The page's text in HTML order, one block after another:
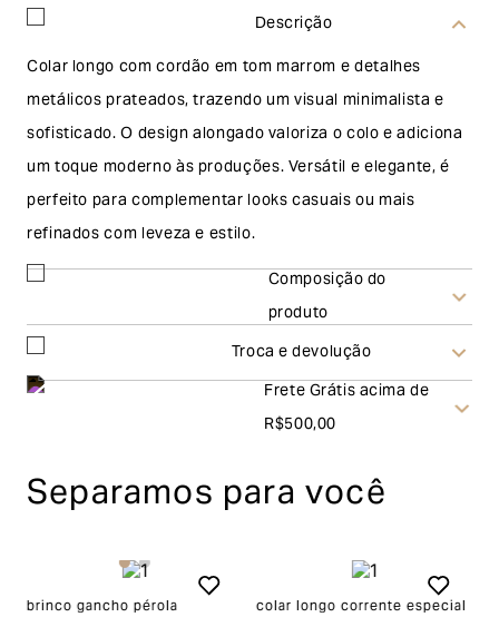
Descrição
Colar longo com cordão em tom marrom e detalhes
metálicos prateados, trazendo um visual minimalista e
sofisticado. O design alongado valoriza o colo e adiciona
um toque moderno às produções. Versátil e elegante, é
perfeito para complementar looks casuais ou mais
refinados com leveza e estilo.
Composição do
produto
Troca e devolução
dias corridos, a contar do recebimento do produto. Ao
envio do produto e conferência interna por parte da
Garage, você receberá um vale no valor
Frete Grátis acima de
R$500,00
Separamos para você
brinco gancho pérola colar longo corrente especial